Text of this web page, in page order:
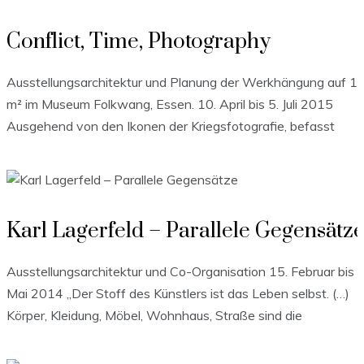
Conflict, Time, Photography
Ausstellungsarchitektur und Planung der Werkhängung auf
m² im Museum Folkwang, Essen. 10. April bis 5. Juli 2015
Ausgehend von den Ikonen der Kriegsfotografie, befasst
Karl Lagerfeld – Parallele Gegensätze
Ausstellungsarchitektur und Co-Organisation 15. Februar bis
Mai 2014 „Der Stoff des Künstlers ist das Leben selbst. (…)
Körper, Kleidung, Möbel, Wohnhaus, Straße sind die